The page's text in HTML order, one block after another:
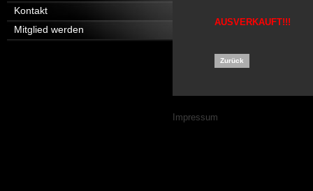
AUSVERKAUFT!!!
Zurück
Kontakt
Mitglied werden
Navigation
Impressum